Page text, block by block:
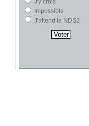
J'y crois
Impossible
J'attend la NDS2